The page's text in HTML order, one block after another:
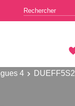
4
DUEFF5S2